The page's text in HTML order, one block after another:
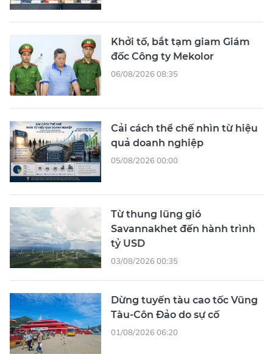
Khởi tố, bắt tạm giam Giám
đốc Công ty Mekolor
06/08/2026 08:35
Cải cách thể chế nhìn từ hiệu
quả doanh nghiệp
05/08/2026 00:00
Từ thung lũng gió
Savannakhet đến hành trình
tỷ USD
03/08/2026 00:35
Dừng tuyến tàu cao tốc Vũng
Tàu-Côn Đảo do sự cố
01/08/2026 06:20